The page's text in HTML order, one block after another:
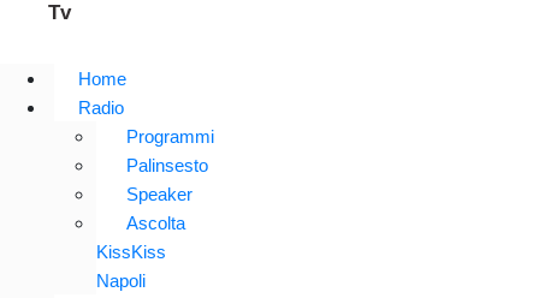
Tv
Home
Radio
Programmi
Palinsesto
Speaker
Ascolta
KissKiss
Napoli